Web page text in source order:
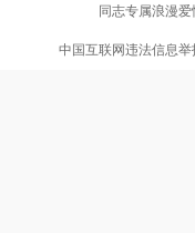
同志专属浪漫
中国互联网违法信息